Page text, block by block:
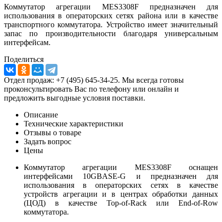
Коммутатор агрегации MES3308F предназначен для
использования в операторских сетях района или в качестве
транспортного коммутатора. Устройство имеет значительный
запас по производительности благодаря универсальным
интерфейсам.
Поделиться
Отдел продаж: +7 (495) 645-34-25. Мы всегда готовы
проконсультировать Вас по телефону или онлайн и
предложить выгодные условия поставки.
Описание
Технические характеристики
Отзывы о товаре
Задать вопрос
Цены
Коммутатор агрегации MES3308F оснащен
интерфейсами 10GBASE-G и предназначен для
использования в операторских сетях в качестве
устройств агрегации и в центрах обработки данных
(ЦОД) в качестве Top-of-Rack или End-of-Row
коммутатора.